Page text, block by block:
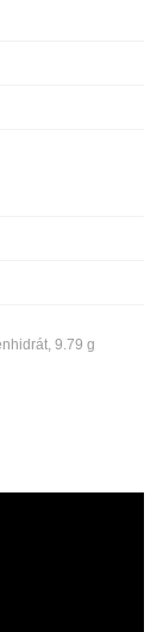
9.79 g